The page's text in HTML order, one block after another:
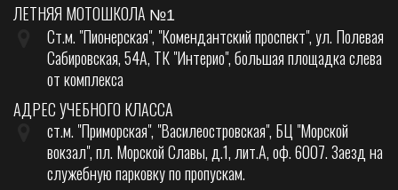
ЛЕТНЯЯ МОТОШКОЛА №1
Ст.м. "Пионерская", "Комендантский проспект", ул. Полевая
Сабировская, 54А, ТК "Интерио", большая площадка слева
от комплекса
АДРЕС УЧЕБНОГО КЛАССА
ст.м. "Приморская", "Василеостровская", БЦ "Морской
вокзал", пл. Морской Славы, д.1, лит.А, оф. 6007. Заезд на
служебную парковку по пропускам.